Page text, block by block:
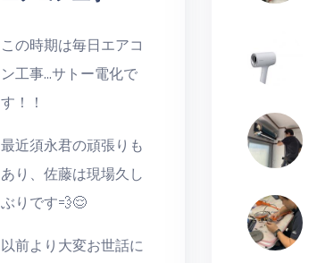
この時期は毎日エアコ
ン工事…サトー電化で
す！！
最近須永君の頑張りも
あり、佐藤は現場久し
ぶりです💨😌
以前より大変お世話に